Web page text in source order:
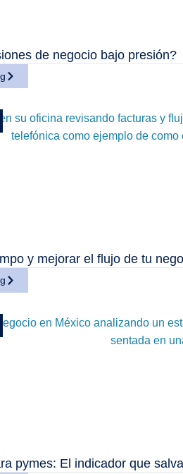
de negocio bajo presión?
y mejorar el flujo de tu
pymes: El indicador que